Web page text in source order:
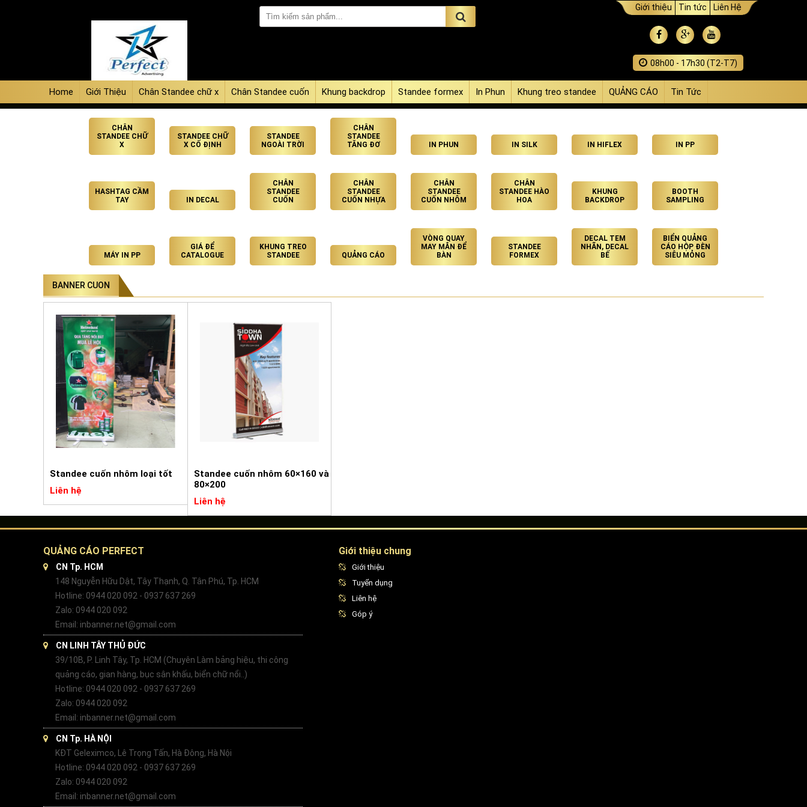
Giới thiệu Tin tức Liên Hệ
08h00 - 17h30 (T2-T7)
Home Giới Thiệu Chân Standee chữ x Chân Standee cuốn Khung backdrop Standee formex In Phun Khung treo standee QUẢNG CÁO Tin Tức
CHÂN
STANDEE CHỮ
X
STANDEE CHỮ
X CỐ ĐỊNH
STANDEE
NGOÀI TRỜI
CHÂN
STANDEE
TĂNG ĐƠ
IN PHUN IN SILK IN HIFLEX IN PP
HASHTAG CẦM
TAY
IN DECAL
CHÂN
STANDEE
CUỐN
CHÂN
STANDEE
CUỐN NHỰA
CHÂN
STANDEE
CUỐN NHÔM
CHÂN
STANDEE HÀO
HOA
KHUNG
BACKDROP
BOOTH
SAMPLING
MÁY IN PP
GIÁ ĐỂ
CATALOGUE
KHUNG TREO
STANDEE
QUẢNG CÁO
VÒNG QUAY
MAY MẮN ĐỂ
BÀN
STANDEE
FORMEX
DECAL TEM
NHÃN, DECAL
BẾ
BIỂN QUẢNG
CÁO HỘP ĐÈN
SIÊU MỎNG
BANNER CUON
Standee cuốn nhôm loại tốt
Liên hệ
Standee cuốn nhôm 60×160 và
80×200
Liên hệ
QUẢNG CÁO PERFECT
CN Tp. HCM
148 Nguyễn Hữu Dật, Tây Thạnh, Q. Tân Phú, Tp. HCM
Hotline: 0944 020 092 - 0937 637 269
Zalo: 0944 020 092
Email: inbanner.net@gmail.com
CN LINH TÂY THỦ ĐỨC
39/10B, P. Linh Tây, Tp. HCM (Chuyên Làm bảng hiệu, thi công
quảng cáo, gian hàng, bục sân khấu, biển chữ nổi..)
Hotline: 0944 020 092 - 0937 637 269
Zalo: 0944 020 092
Email: inbanner.net@gmail.com
CN Tp. HÀ NỘI
KĐT Geleximco, Lê Trọng Tấn, Hà Đông, Hà Nội
Hotline: 0944 020 092 - 0937 637 269
Zalo: 0944 020 092
Email: inbanner.net@gmail.com
Giới thiệu chung
Giới thiệu
Tuyển dụng
Liên hệ
Góp ý